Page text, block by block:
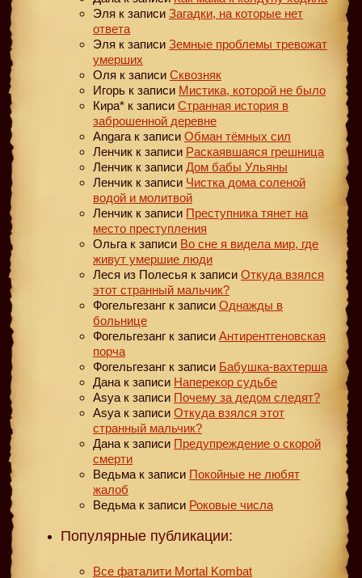
Эля к записи Загадки, на которые нет
ответа
Эля к записи Земные проблемы тревожат
умерших
Оля к записи Сквозняк
Игорь к записи Мистика, которой не было
Кира* к записи Странная история в
заброшенной деревне
Angara к записи Обман тёмных сил
Ленчик к записи Раскаявшаяся грешница
Ленчик к записи Дом бабы Ульяны
Ленчик к записи Чистка дома соленой
водой и молитвой
Ленчик к записи Преступника тянет на
место преступления
Ольга к записи Во сне я видела мир, где
живут умершие люди
Леся из Полесья к записи Откуда взялся
этот странный мальчик?
Фогельгезанг к записи Однажды в
больнице
Фогельгезанг к записи Антирентгеновская
порча
Фогельгезанг к записи Бабушка-вахтерша
Дана к записи Наперекор судьбе
Asya к записи Почему за дедом следят?
Asya к записи Откуда взялся этот
странный мальчик?
Дана к записи Предупреждение о скорой
смерти
Ведьма к записи Покойные не любят
жалоб
Ведьма к записи Роковые числа
Популярные публикации:
Все фаталити Mortal Kombat